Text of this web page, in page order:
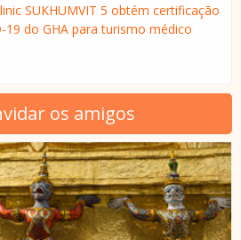
SUKHUMVIT 5 obtém certificação
19 do GHA para turismo médico
os amigos